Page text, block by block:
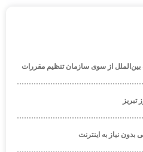
تبریز
بدون نیاز به اینترنت